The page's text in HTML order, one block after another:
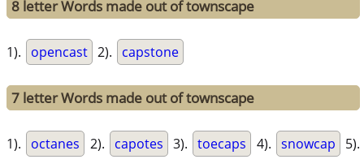
8 letter Words made out of townscape
1). opencast 2). capstone
7 letter Words made out of townscape
1). octanes 2). capotes 3). toecaps 4). snowcap 5).